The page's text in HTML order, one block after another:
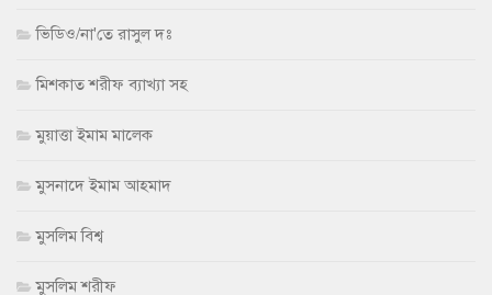
ভিডিও/না'তে রাসুল দঃ
মিশকাত শরীফ ব্যাখ্যা সহ
মুয়াত্তা ইমাম মালেক
মুসনাদে ইমাম আহমাদ
মুসলিম বিশ্ব
মুসলিম শরীফ